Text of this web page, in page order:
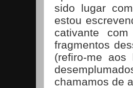
sido lugar
estou
cativante
fragmentos
(refiro-me
chamamos de